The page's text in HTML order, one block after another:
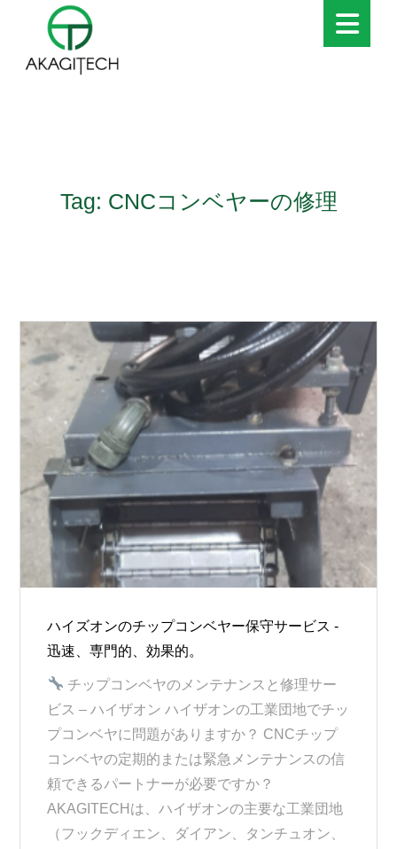
Tag: CNCコンベヤーの修理
ハイズオンのチップコンベヤー保守サービス -
迅速、専門的、効果的。
チップコンベヤのメンテナンスと修理サー
ビス – ハイザオン ハイザオンの工業団地でチッ
プコンベヤに問題がありますか？ CNCチップ
コンベヤの定期的または緊急メンテナンスの信
頼できるパートナーが必要ですか？
AKAGITECHは、ハイザオンの主要な工業団地
（フックディエン、ダイアン、タンチュオン、